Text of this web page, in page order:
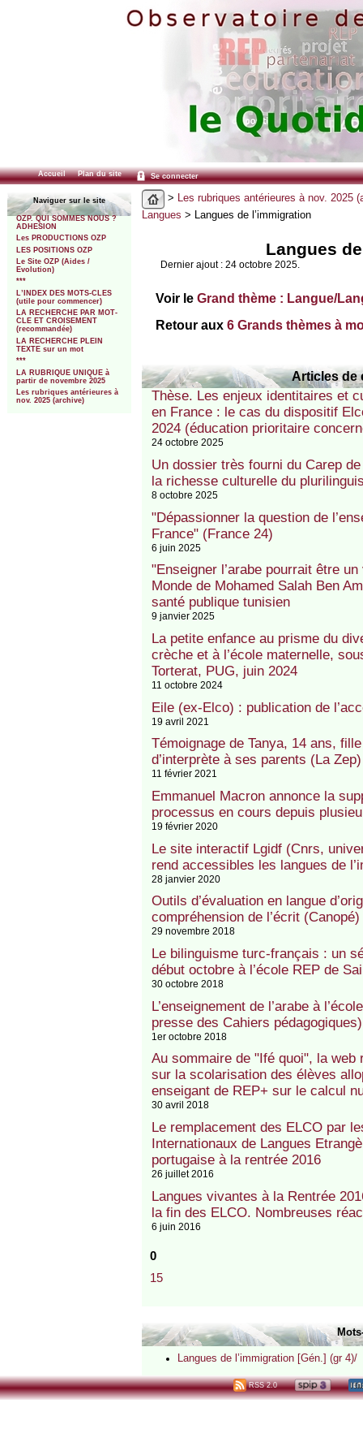
Accueil Plan du site Se connecter
Naviguer sur le site
OZP. QUI SOMMES NOUS ?
ADHESION
Les PRODUCTIONS OZP
LES POSITIONS OZP
Le Site OZP (Aides /
Evolution)
***
L’INDEX DES MOTS-CLES
(utile pour commencer)
LA RECHERCHE PAR MOT-
CLE ET CROISEMENT
(recommandée)
LA RECHERCHE PLEIN
TEXTE sur un mot
***
LA RUBRIQUE UNIQUE à
partir de novembre 2025
Les rubriques antérieures à
nov. 2025 (archive)
> Les rubriques antérieures à nov. 2025
Langues > Langues de l’immigration
Langues
Dernier ajout : 24 octobre 2025.
Voir leGrand thème : Langue/
Retour aux6 Grands thèmes à
Articles de
Thèse. Les enjeux identitaires et
en France : le cas du dispositif
2024 (éducation prioritaire
24 octobre 2025
Un dossier très fourni du Carep
la richesse culturelle du
8 octobre 2025
"Dépassionner la question de
France" (France 24)
6 juin 2025
"Enseigner l’arabe pourrait être
Monde de Mohamed Salah Ben
santé publique tunisien
9 janvier 2025
La petite enfance au prisme du
crèche et à l’école maternelle,
Torterat, PUG, juin 2024
11 octobre 2024
Eile (ex-Elco) : publication de
19 avril 2021
Témoignage de Tanya, 14 ans,
d’interprète à ses parents (La Zep)
11 février 2021
Emmanuel Macron annonce la
processus en cours depuis
19 février 2020
Le site interactif Lgidf (Cnrs,
rend accessibles les langues de
28 janvier 2020
Outils d’évaluation en langue
compréhension de l’écrit (Canopé)
29 novembre 2018
Le bilinguisme turc-français : un
début octobre à l’école REP de
30 octobre 2018
L’enseignement de l’arabe à
presse des Cahiers pédagogiques)
1er octobre 2018
Au sommaire de "Ifé quoi", la web
sur la scolarisation des élèves
enseigant de REP+ sur le calcul
30 avril 2018
Le remplacement des ELCO par
Internationaux de Langues
portugaise à la rentrée 2016
26 juillet 2016
Langues vivantes à la Rentrée
la fin des ELCO. Nombreuses
6 juin 2016
0
15
Langues de l’immigration [Gén.] (gr 4)/
RSS 2.0